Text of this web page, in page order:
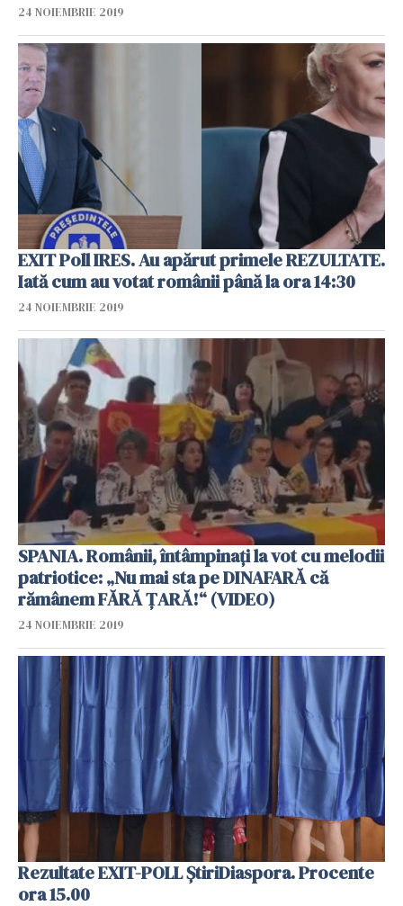
24 NOIEMBRIE 2019
EXIT Poll IRES. Au apărut primele REZULTATE.
Iată cum au votat românii până la ora 14:30
24 NOIEMBRIE 2019
SPANIA. Românii, întâmpinați la vot cu melodii
patriotice: „Nu mai sta pe DINAFARĂ că
rămânem FĂRĂ ȚARĂ!“ (VIDEO)
24 NOIEMBRIE 2019
Rezultate EXIT-POLL ȘtiriDiaspora. Procente
ora 15.00